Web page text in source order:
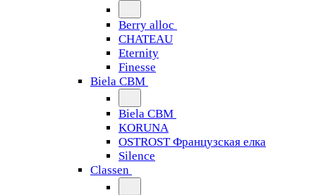
Berry alloc
CHATEAU
Eternity
Finesse
Biela CBM
Biela CBM
KORUNA
OSTROST Французская елка
Silence
Classen